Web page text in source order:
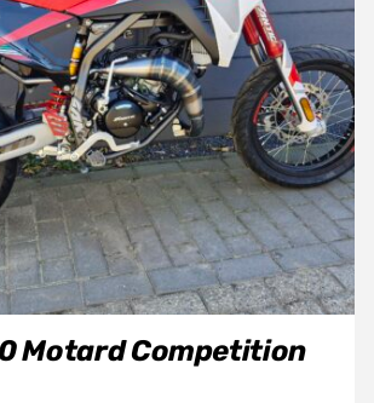
Motard Competition